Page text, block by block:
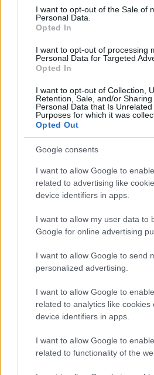
consent section.
I want to opt-out of the Sale of
Personal Data.
Opted In
I want to opt-out of processing
Personal Data for Targeted
Opted In
I want to opt-out of Collection,
Retention, Sale, and/or
Personal Data that Is
Purposes for which it was
Opted Out
Google consents
I want to allow Google to
related to advertising like
device identifiers in apps.
I want to allow my user data to
Google for online advertising
I want to allow Google to send
personalized advertising.
I want to allow Google to
related to analytics like cookies
device identifiers in apps.
I want to allow Google to
related to functionality of the
16 éve
Talán érintettként megtehetem.
Geönczeöl Attila
lackó
@karcsai: várj, akkor most
munkatársaid szakterülete? :)
karcsai
16 éve
@lackó: már megbocsáss, de
szegénységre vall, hogy ebbe
shiraz
16 éve